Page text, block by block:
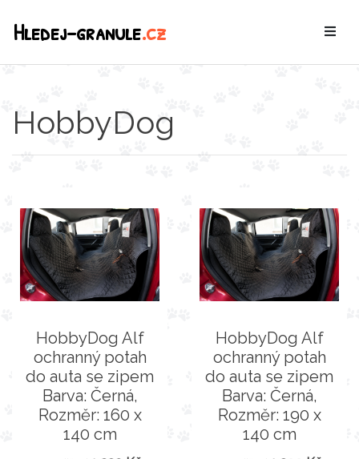
Hledej-granule.cz
HobbyDog
HobbyDog Alf
ochranný potah
do auta se zipem
Barva: Černá,
Rozměr: 160 x
140 cm
HobbyDog Alf
ochranný potah
do auta se zipem
Barva: Černá,
Rozměr: 190 x
140 cm